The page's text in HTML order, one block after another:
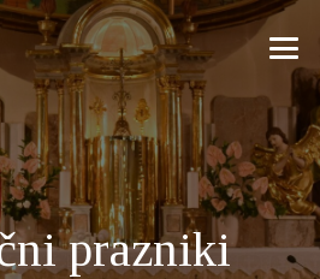
prazniki